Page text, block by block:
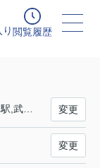
閲覧履歴
変更
変更